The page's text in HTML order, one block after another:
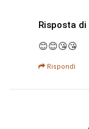
Risposta di
😊😊😘😘
Rispondi